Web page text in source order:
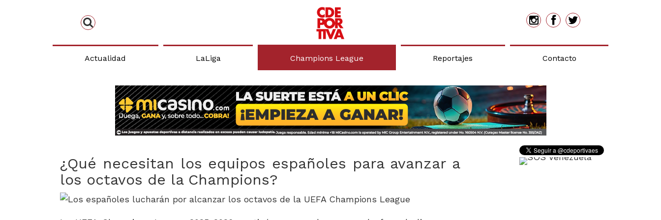
Actualidad LaLiga Champions League Reportajes Contacto
¿Qué necesitan los equipos españoles para avanzar a
los octavos de la Champions?